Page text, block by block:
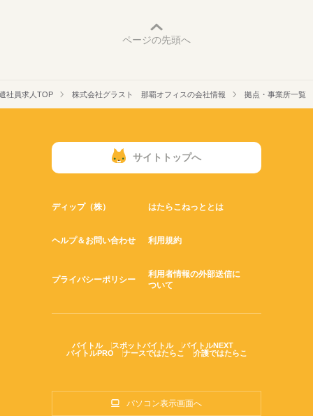
ページの先頭へ
社員求人TOP 株式会社グラスト 那覇オフィスの会社情報 拠点・事業所一覧
サイトトップへ
ディップ（株） はたらこねっととは
ヘルプ＆お問い合わせ 利用規約
プライバシーポリシー
利用者情報の外部送信に
ついて
バイトル スポットバイトル
バイトルNEXT
バイトルPRO
ナースではたらこ 介護ではたらこ
パソコン表示画面へ